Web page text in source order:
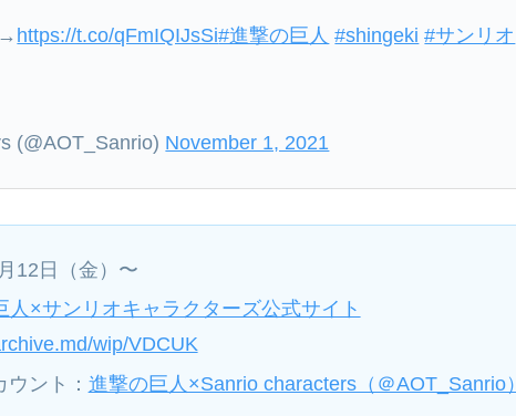
https://t.co/qFmIQIJsSi#進撃の巨人 #shingeki #サンリオ
(@AOT_Sanrio) November 1, 2021
12日（金）〜
人×サンリオキャラクターズ公式サイト
wip/VDCUK
ント： 進撃の巨人×Sanrio characters（＠AOT_Sanrio）